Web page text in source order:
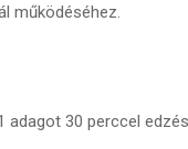
működéséhez.
adagot 30 perccel